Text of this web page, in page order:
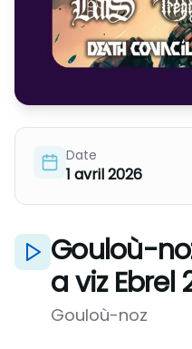
Date
1 avril 2026
Gouloù-
a viz Ebrel
Gouloù-noz